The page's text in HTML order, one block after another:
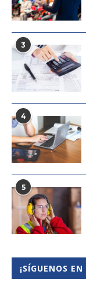
3
4
5
¡SÍGUENOS